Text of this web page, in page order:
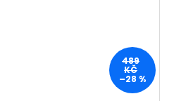
489
KČ
–28 %